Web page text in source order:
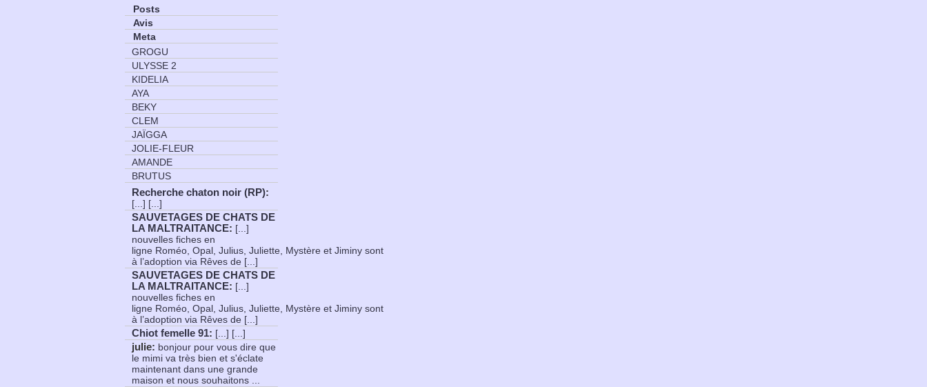
Posts
Avis
Meta
GROGU
ULYSSE 2
KIDELIA
AYA
BEKY
CLEM
JAÏGGA
JOLIE-FLEUR
AMANDE
BRUTUS
Recherche chaton noir (RP):
[...] [...]
SAUVETAGES DE CHATS DE
LA MALTRAITANCE: [...]
nouvelles fiches en
ligne Roméo, Opal, Julius, Juliette, Mystère et Jiminy sont
à l’adoption via Rêves de [...]
SAUVETAGES DE CHATS DE
LA MALTRAITANCE: [...]
nouvelles fiches en
ligne Roméo, Opal, Julius, Juliette, Mystère et Jiminy sont
à l’adoption via Rêves de [...]
Chiot femelle 91: [...] [...]
julie: bonjour pour vous dire que
le mimi va très bien et s'éclate
maintenant dans une grande
maison et nous souhaitons ...